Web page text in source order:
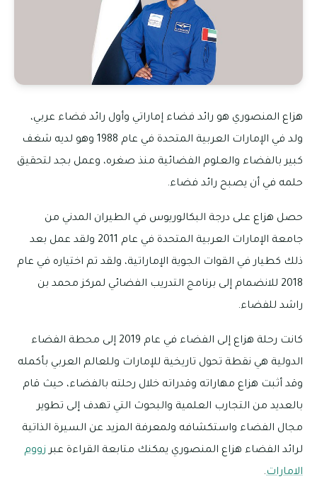
هزاع المنصوري هو رائد فضاء إماراتي وأول رائد فضاء عربي،
ولد في الإمارات العربية المتحدة في عام 1988 وهو لديه شغف
كبير بالفضاء والعلوم الفضائية منذ صغره، وعمل بجد لتحقيق
حلمه في أن يصبح رائد فضاء.
حصل هزاع على درجة البكالوريوس في الطيران المدني من
جامعة الإمارات العربية المتحدة في عام 2011 ولقد عمل بعد
ذلك كطيار في القوات الجوية الإماراتية، ولقد تم اختياره في عام
2018 للانضمام إلى برنامج التدريب الفضائي لمركز محمد بن
راشد للفضاء.
كانت رحلة هزاع إلى الفضاء في عام 2019 إلى محطة الفضاء
الدولية هي نقطة تحول تاريخية للإمارات وللعالم العربي بأكمله
وقد أثبت هزاع مهاراته وقدراته خلال رحلته بالفضاء، حيث قام
بالعديد من التجارب العلمية والبحوث التي تهدف إلى تطوير
مجال الفضاء واستكشافه ولمعرفة المزيد عن السيرة الذاتية
لرائد الفضاء هزاع المنصوري يمكنك متابعة القراءة عبر زووم
الامارات.